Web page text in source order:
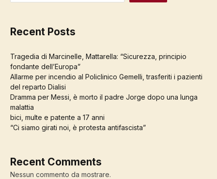
Recent Posts
Tragedia di Marcinelle, Mattarella: “Sicurezza, principio
fondante dell’Europa”
Allarme per incendio al Policlinico Gemelli, trasferiti i pazienti
del reparto Dialisi
Dramma per Messi, è morto il padre Jorge dopo una lunga
malattia
bici, multe e patente a 17 anni
“Ci siamo girati noi, è protesta antifascista”
Recent Comments
Nessun commento da mostrare.